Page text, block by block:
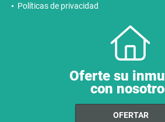
Políticas de privacidad
Oferte su
con
OFERTAR